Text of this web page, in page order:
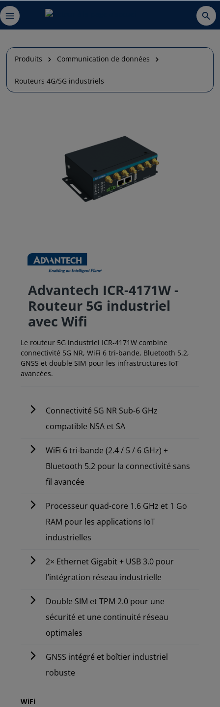
Produits Communication de données
Routeurs 4G/5G industriels
Advantech ICR-4171W -
Routeur 5G industriel
avec Wifi
Le routeur 5G industriel ICR-4171W combine
connectivité 5G NR, WiFi 6 tri-bande, Bluetooth 5.2,
GNSS et double SIM pour les infrastructures IoT
avancées.
Connectivité 5G NR Sub-6 GHz
compatible NSA et SA
WiFi 6 tri-bande (2.4 / 5 / 6 GHz) +
Bluetooth 5.2 pour la connectivité sans
fil avancée
Processeur quad-core 1.6 GHz et 1 Go
RAM pour les applications IoT
industrielles
2× Ethernet Gigabit + USB 3.0 pour
l’intégration réseau industrielle
Double SIM et TPM 2.0 pour une
sécurité et une continuité réseau
optimales
GNSS intégré et boîtier industriel
robuste
WiFi